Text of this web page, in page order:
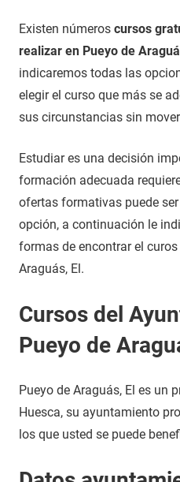
10
de
octubre
2021
Maria
Cursos
en
Huesca
Existen números cursos
realizar en Pueyo de
indicaremos todas las
elegir el curso que más se
sus circunstancias sin
Estudiar es una decisión
formación adecuada
ofertas formativas puede
opción, a continuación le
formas de encontrar el
Araguás, El.
Cursos del
Pueyo de
Pueyo de Araguás, El es un
Huesca, su ayuntamiento
los que usted se puede